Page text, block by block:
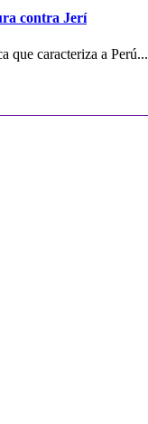
contra Jerí
que caracteriza a Perú...